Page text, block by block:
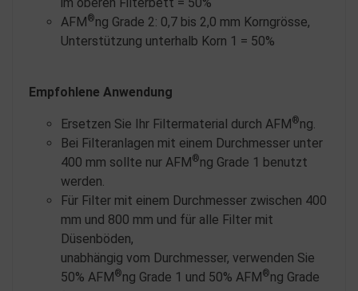
AFM®ng Grade 2: 0,7 bis 2,0 mm Korngrösse,
Unterstützung unterhalb Korn 1 = 50%
Empfohlene Anwendung
Ersetzen Sie Ihr Filtermaterial durch AFM®ng.
Bei Filteranlagen mit einem Durchmesser unter
400 mm sollte nur AFM®ng Grade 1 benutzt
werden.
Für Filter mit einem Durchmesser zwischen 400
mm und 800 mm und für alle Filter mit
Düsenböden,
unabhängig vom Durchmesser, verwenden Sie
50% AFM®ng Grade 1 und 50% AFM®ng Grade